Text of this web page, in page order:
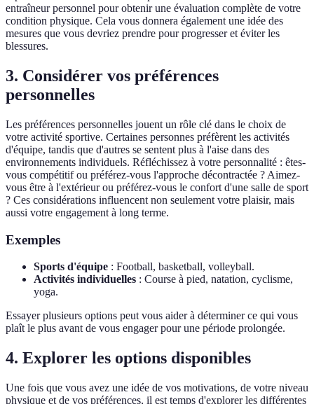
entraîneur personnel pour obtenir une évaluation complète de votre
condition physique. Cela vous donnera également une idée des
mesures que vous devriez prendre pour progresser et éviter les
blessures.
3. Considérer vos préférences
personnelles
Les préférences personnelles jouent un rôle clé dans le choix de
votre activité sportive. Certaines personnes préfèrent les activités
d'équipe, tandis que d'autres se sentent plus à l'aise dans des
environnements individuels. Réfléchissez à votre personnalité : êtes-
vous compétitif ou préférez-vous l'approche décontractée ? Aimez-
vous être à l'extérieur ou préférez-vous le confort d'une salle de sport
? Ces considérations influencent non seulement votre plaisir, mais
aussi votre engagement à long terme.
Exemples
Sports d'équipe : Football, basketball, volleyball.
Activités individuelles : Course à pied, natation, cyclisme,
yoga.
Essayer plusieurs options peut vous aider à déterminer ce qui vous
plaît le plus avant de vous engager pour une période prolongée.
4. Explorer les options disponibles
Une fois que vous avez une idée de vos motivations, de votre niveau
physique et de vos préférences, il est temps d'explorer les différentes